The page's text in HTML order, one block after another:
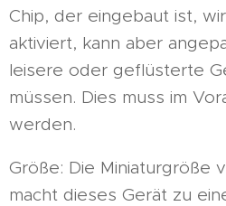
Chip, der eingebaut ist,
aktiviert, kann aber
leisere oder geflüsterte
müssen. Dies muss im
werden.
Größe: Die Miniaturgröße
macht dieses Gerät zu